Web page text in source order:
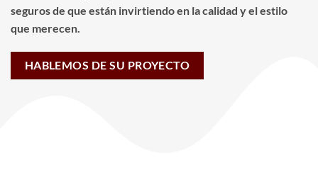
seguros de que están invirtiendo en la calidad y el estilo
que merecen.
HABLEMOS DE SU PROYECTO